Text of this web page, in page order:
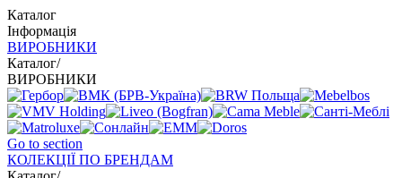
Каталог
Інформація
ВИРОБНИКИ
Каталог/
ВИРОБНИКИ
Go to section
КОЛЕКЦІЇ ПО БРЕНДАМ